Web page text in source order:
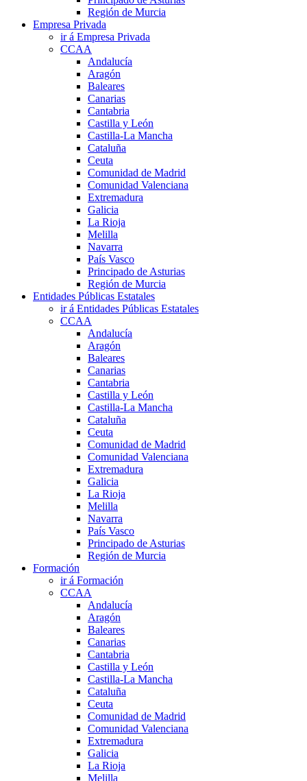
Región de Murcia
Empresa Privada
ir á Empresa Privada
CCAA
Andalucía
Aragón
Baleares
Canarias
Cantabria
Castilla y León
Castilla-La Mancha
Cataluña
Ceuta
Comunidad de Madrid
Comunidad Valenciana
Extremadura
Galicia
La Rioja
Melilla
Navarra
País Vasco
Principado de Asturias
Región de Murcia
Entidades Públicas Estatales
ir á Entidades Públicas Estatales
CCAA
Andalucía
Aragón
Baleares
Canarias
Cantabria
Castilla y León
Castilla-La Mancha
Cataluña
Ceuta
Comunidad de Madrid
Comunidad Valenciana
Extremadura
Galicia
La Rioja
Melilla
Navarra
País Vasco
Principado de Asturias
Región de Murcia
Formación
ir á Formación
CCAA
Andalucía
Aragón
Baleares
Canarias
Cantabria
Castilla y León
Castilla-La Mancha
Cataluña
Ceuta
Comunidad de Madrid
Comunidad Valenciana
Extremadura
Galicia
La Rioja
Melilla